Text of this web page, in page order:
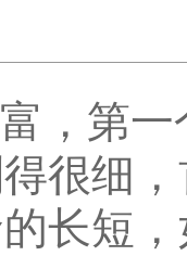
，第
很细
长短